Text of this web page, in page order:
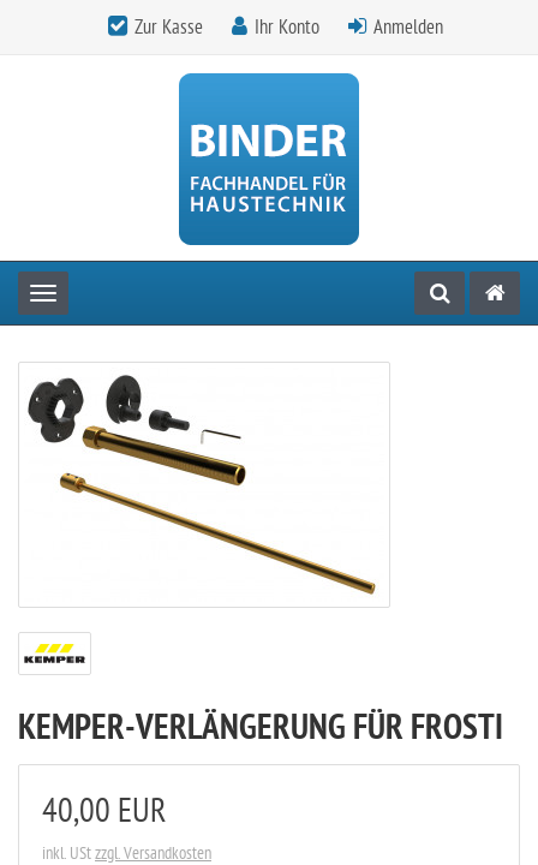
Zur Kasse Ihr Konto Anmelden
Toggle navigation
KEMPER-VERLÄNGERUNG FÜR FROSTI
40,00 EUR
inkl. UStzzgl. Versandkosten